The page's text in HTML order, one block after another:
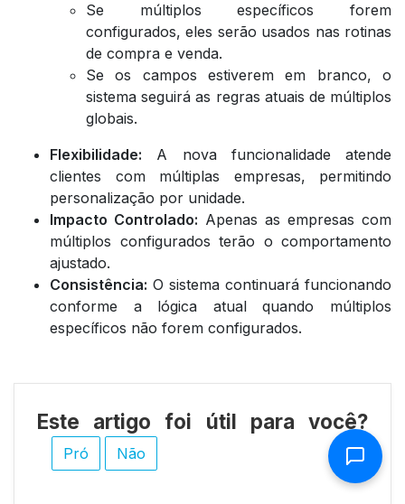
Se múltiplos específicos forem
configurados, eles serão usados nas rotinas
de compra e venda.
Se os campos estiverem em branco, o
sistema seguirá as regras atuais de múltiplos
globais.
Flexibilidade: A nova funcionalidade atende
clientes com múltiplas empresas, permitindo
personalização por unidade.
Impacto Controlado: Apenas as empresas com
múltiplos configurados terão o comportamento
ajustado.
Consistência: O sistema continuará funcionando
conforme a lógica atual quando múltiplos
específicos não forem configurados.
Este artigo foi útil para você?
Pró Não